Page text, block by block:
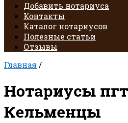
Добавить нотариуса
Контакты
Каталог нотариусов
Полезные статьи
Отзывы
Главная /
Нотариусы
Кельменцы